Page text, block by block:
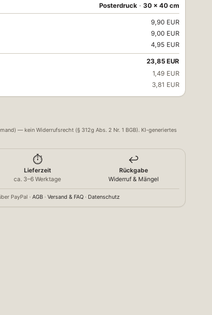
Posterdruck · 30 × 40 cm
9,90 EUR
9,00 EUR
4,95 EUR
23,85 EUR
1,49 EUR
3,81 EUR
— kein Widerrufsrecht (§ 312g Abs. 2 Nr. 1 BGB). KI-generiertes
⏱️
Lieferzeit
ca. 3–6 Werktage
↩️
Rückgabe
Widerruf & Mängel
PayPal · AGB · Versand & FAQ · Datenschutz